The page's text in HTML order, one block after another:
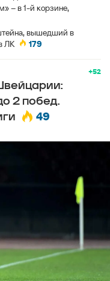
– в 1-й корзине,
вышедший в
ЛК
179
+52
2 побед.
49